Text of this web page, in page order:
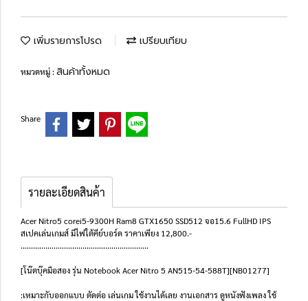
เพิ่มรายการโปรด เปรียบเทียบ
หมวดหมู่ :สินค้าทั้งหมด
Share
รายละเอียดสินค้า
Acer Nitro5 corei5-9300H Ram8 GTX1650 SSD512 จอ15.6 FullHD IPS
สเปคเล่นเกมส์ มีไฟใต้คีย์บอร์ด ราคาเพียง 12,800.-
..............................................................
[โน๊ตบุ๊คมือสอง รุ่น Notebook Acer Nitro 5 AN515-54-588T][NB01277]
:เหมาะกับออกแบบ ตัดต่อ เล่นเกม ใช้งานได้เลย งานเอกสาร ดูหนังฟังเพลง ใช้